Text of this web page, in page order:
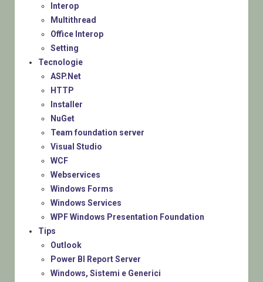
Interop
Multithread
Office Interop
Setting
Tecnologie
ASP.Net
HTTP
Installer
NuGet
Team foundation server
Visual Studio
WCF
Webservices
Windows Forms
Windows Services
WPF Windows Presentation Foundation
Tips
Outlook
Power BI Report Server
Windows, Sistemi e Generici